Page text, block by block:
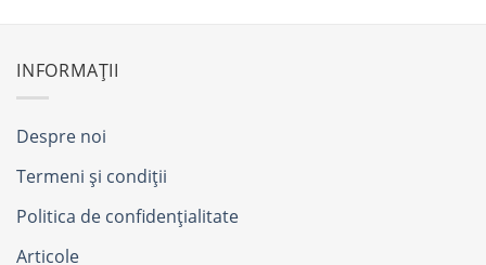
INFORMAȚII
Despre noi
Termeni și condiții
Politica de confidențialitate
Articole